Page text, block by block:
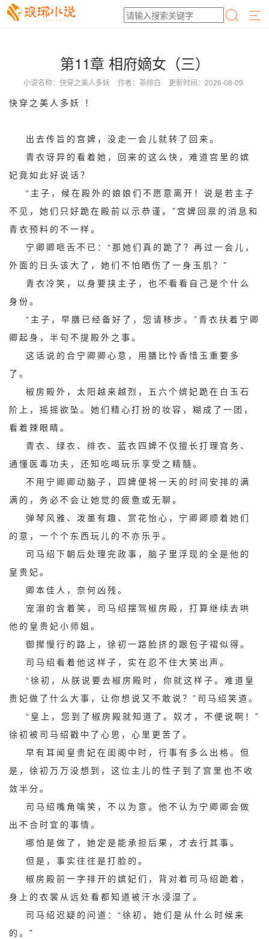
第11章 相府嫡女（三）
小说名称：快穿之美人多妖 作者：茶绯白 更新时间：2026-08-09
快穿之美人多妖 ！
出去传旨的宫婢，没走一会儿就转了回来。
青衣讶异的看着她，回来的这么快，难道宫里的嫔
妃竟如此好说话？
“主子，候在殿外的娘娘们不愿意离开！说是若主子
不见，她们只好跪在殿前以示恭谨。”宫婢回禀的消息和
青衣预料的不一样。
宁卿卿咂舌不已：“那她们真的跪了？再过一会儿，
外面的日头该大了，她们不怕晒伤了一身玉肌？”
青衣冷笑，以身要挟主子，也不看看自己是个什么
身份。
“主子，早膳已经备好了，您请移步。”青衣扶着宁卿
卿起身，半句不提殿外之事。
这话说的合宁卿卿心意，用膳比怜香惜玉重要多
了。
椒房殿外，太阳越来越烈，五六个嫔妃跪在白玉石
阶上，摇摇欲坠。她们精心打扮的妆容，糊成了一团，
看着辣眼睛。
青衣、绿衣、绯衣、蓝衣四婢不仅擅长打理宫务、
通懂医毒功夫，还知吃喝玩乐享受之精髓。
不用宁卿卿动脑子，四婢便将一天的时间安排的满
满的，务必不会让她觉的疲惫或无聊。
弹琴风雅、泼墨有趣、赏花怡心，宁卿卿顺着她们
的意，一个个东西玩儿的不亦乐乎。
司马绍下朝后处理完政事，脑子里浮现的全是他的
皇贵妃。
卿本佳人，奈何凶残。
宠溺的含着笑，司马绍摆驾椒房殿，打算继续去哄
他的皇贵妃小师姐。
御撵慢行的路上，徐初一路脸挤的跟包子褶似得。
司马绍看着他这样子，实在忍不住大笑出声。
“徐初，从朕说要去椒房殿时，你就这样子。难道皇
贵妃做了什么大事，让你想说又不敢说？”司马绍笑道。
“皇上，您到了椒房殿就知道了。奴才，不便说啊！”
徐初被司马绍戳中了心思，心里更苦了。
早有耳闻皇贵妃在闺阁中时，行事有多么出格。但
是，徐初万万没想到，这位主儿的性子到了宫里也不收
敛半分。
司马绍嘴角噙笑，不以为意。他不认为宁卿卿会做
出不合时宜的事情。
哪怕是做了，她定是能承担后果，才去行其事。
但是，事实往往是打脸的。
椒房殿前一字排开的嫔妃们，背对着司马绍跪着，
身上的衣裳从远处看都知道被汗水浸湿了。
司马绍迟疑的问道：“徐初，她们是从什么时候来
的。”